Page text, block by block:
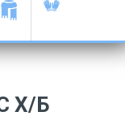
Х/Б